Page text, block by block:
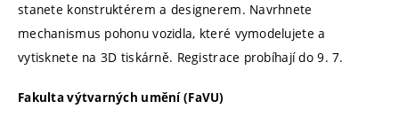
stanete konstruktérem a designerem. Navrhnete
mechanismus pohonu vozidla, které vymodelujete a
vytisknete na 3D tiskárně. Registrace probíhají do 9. 7.
Fakulta výtvarných umění (FaVU)